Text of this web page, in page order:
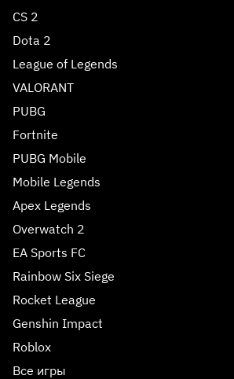
CS 2
Dota 2
League of Legends
VALORANT
PUBG
Fortnite
PUBG Mobile
Mobile Legends
Apex Legends
Overwatch 2
EA Sports FC
Rainbow Six Siege
Rocket League
Genshin Impact
Roblox
Все игры